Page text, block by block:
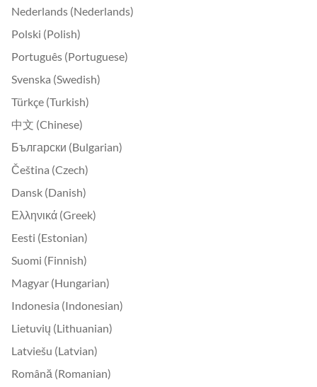
Nederlands (Nederlands)
Polski (Polish)
Português (Portuguese)
Svenska (Swedish)
Türkçe (Turkish)
中文 (Chinese)
Български (Bulgarian)
Čeština (Czech)
Dansk (Danish)
Ελληνικά (Greek)
Eesti (Estonian)
Suomi (Finnish)
Magyar (Hungarian)
Indonesia (Indonesian)
Lietuvių (Lithuanian)
Latviešu (Latvian)
Română (Romanian)